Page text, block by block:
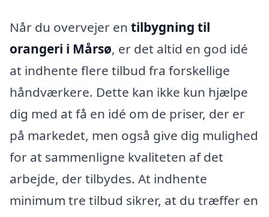
Når du overvejer en tilbygning til
orangeri i Mårsø, er det altid en god idé
at indhente flere tilbud fra forskellige
håndværkere. Dette kan ikke kun hjælpe
dig med at få en idé om de priser, der er
på markedet, men også give dig mulighed
for at sammenligne kvaliteten af det
arbejde, der tilbydes. At indhente
minimum tre tilbud sikrer, at du træffer en